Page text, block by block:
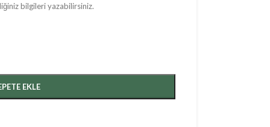
bilgileri yazabilirsiniz.
EKLE